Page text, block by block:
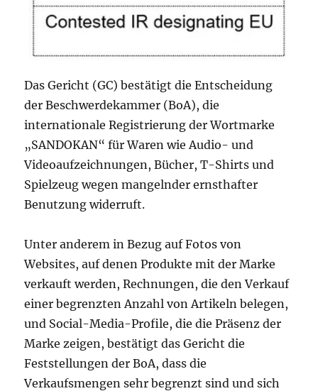
Das Gericht (GC) bestätigt die Entscheidung
der Beschwerdekammer (BoA), die
internationale Registrierung der Wortmarke
„SANDOKAN“ für Waren wie Audio- und
Videoaufzeichnungen, Bücher, T-Shirts und
Spielzeug wegen mangelnder ernsthafter
Benutzung widerruft.
Unter anderem in Bezug auf Fotos von
Websites, auf denen Produkte mit der Marke
verkauft werden, Rechnungen, die den Verkauf
einer begrenzten Anzahl von Artikeln belegen,
und Social-Media-Profile, die die Präsenz der
Marke zeigen, bestätigt das Gericht die
Feststellungen der BoA, dass die
Verkaufsmengen sehr begrenzt sind und sich